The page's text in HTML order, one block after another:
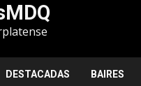
DESTACADAS BAIRES